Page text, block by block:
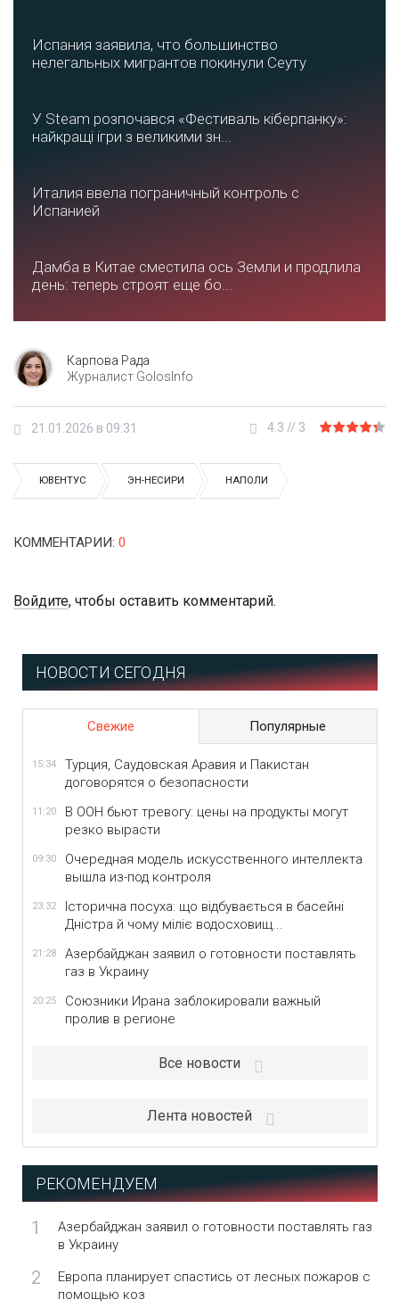
Испания заявила, что большинство
нелегальных мигрантов покинули Сеуту
У Steam розпочався «Фестиваль кіберпанку»:
найкращі ігри з великими зн...
Италия ввела пограничный контроль с
Испанией
Дамба в Китае сместила ось Земли и продлила
день: теперь строят еще бо...
Карпова Рада
Журналист GolosInfo
21.01.2026 в 09:31 4.3 // 3
ЮВЕНТУС ЭН-НЕСИРИ НАПОЛИ
КОММЕНТАРИИ: 0
Войдите, чтобы оставить комментарий.
НОВОСТИ СЕГОДНЯ
Свежие Популярные
15:34
Турция, Саудовская Аравия и Пакистан
договорятся о безопасности
11:20
В ООН бьют тревогу: цены на продукты могут
резко вырасти
09:30
Очередная модель искусственного интеллекта
вышла из-под контроля
23:32
Історична посуха: що відбувається в басейні
Дністра й чому міліє водосховищ...
21:28
Азербайджан заявил о готовности поставлять
газ в Украину
20:25
Союзники Ирана заблокировали важный
пролив в регионе
Все новости
Лента новостей
РЕКОМЕНДУЕМ
1
Азербайджан заявил о готовности поставлять газ
в Украину
2
Европа планирует спастись от лесных пожаров с
помощью коз